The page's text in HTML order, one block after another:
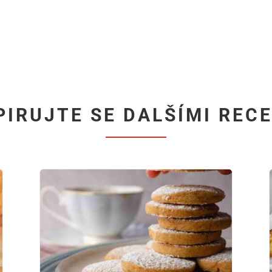
SE DALŠÍMI